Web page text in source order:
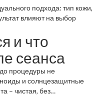
подхода: тип кожи,
влияют на выбор
и что
сеанса
процедуры не
и солнцезащитные
– чистая, без